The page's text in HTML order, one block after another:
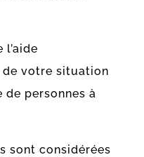
l’aide
votre situation
personnes à
sont considérées